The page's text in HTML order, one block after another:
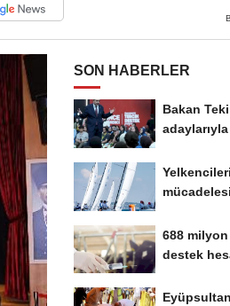
SON HABERLER
Bakan
688 milyon
destek